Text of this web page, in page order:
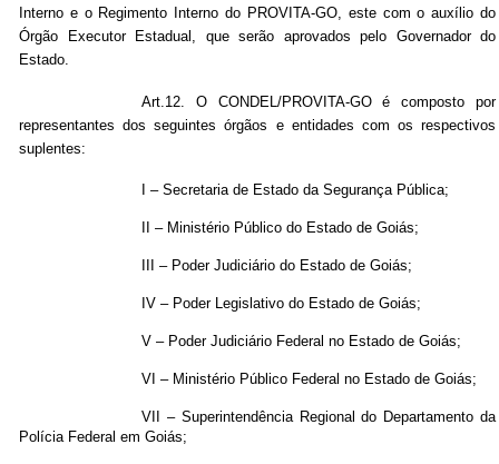
Interno e o Regimento Interno do PROVITA-GO, este com o auxílio do
Órgão Executor Estadual, que serão aprovados pelo Governador do
Estado.
Art.12. O CONDEL/PROVITA-GO é composto por
representantes dos seguintes órgãos e entidades com os respectivos
suplentes:
I – Secretaria de Estado da Segurança Pública;
II – Ministério Público do Estado de Goiás;
III – Poder Judiciário do Estado de Goiás;
IV – Poder Legislativo do Estado de Goiás;
V – Poder Judiciário Federal no Estado de Goiás;
VI – Ministério Público Federal no Estado de Goiás;
VII – Superintendência Regional do Departamento da
Polícia Federal em Goiás;